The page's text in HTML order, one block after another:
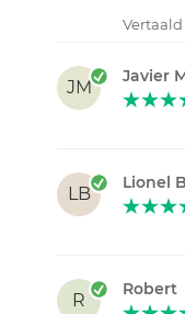
JM
Javier
LB
Lionel B
R
Robert